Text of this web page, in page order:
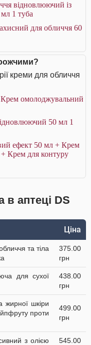
відновлюючий із
1 туба
для обличчя 60
креми для обличчя
омолоджувальний
50 мл 1
ефект 50 мл + Крем
Крем для контуру
в аптеці DS
Ціна
та тіла
375.00
грн
для сухої
438.00
грн
жирної шкіри
проти
499.00
грн
з олією
545.00